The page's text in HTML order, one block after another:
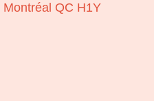
Montréal QC H1Y